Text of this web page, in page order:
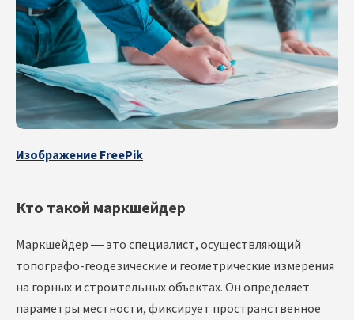
Изображение FreePik
Кто такой маркшейдер
Маркшейдер — это специалист, осуществляющий
топографо-геодезические и геометрические измерения
на горных и строительных объектах. Он определяет
параметры местности, фиксирует пространственное